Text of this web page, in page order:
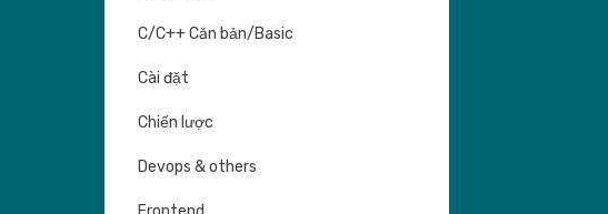
C/C++ Căn bản/Basic
Cài đặt
Chiến lược
Devops & others